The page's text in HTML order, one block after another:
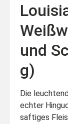
und
g)
Die
echter
saftiges